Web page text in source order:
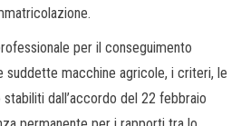
per il conseguimento
suddette macchine agricole, i criteri, le
dall’accordo del 22 febbraio